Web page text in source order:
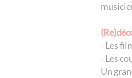
- Les
- Les
​​​​​​​Un